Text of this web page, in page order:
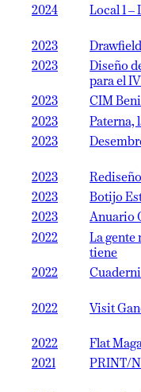
2024
Local 1 –
2023
Drawfield
2023
Diseño
para el
2023 CIM
2023
Paterna,
2023
2023
2023
Botijo
2023
Anuario
2022
La gente
tiene
2022
2022
Visit
2022
Flat
2021
PRINT/